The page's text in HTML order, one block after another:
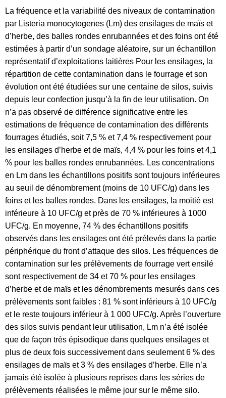
La fréquence et la variabilité des niveaux de contamination
par Listeria monocytogenes (Lm) des ensilages de maïs et
d’herbe, des balles rondes enrubannées et des foins ont été
estimées à partir d’un sondage aléatoire, sur un échantillon
représentatif d’exploitations laitières Pour les ensilages, la
répartition de cette contamination dans le fourrage et son
évolution ont été étudiées sur une centaine de silos, suivis
depuis leur confection jusqu’à la fin de leur utilisation. On
n’a pas observé de différence significative entre les
estimations de fréquence de contamination des différents
fourrages étudiés, soit 7,5 % et 7,4 % respectivement pour
les ensilages d’herbe et de maïs, 4,4 % pour les foins et 4,1
% pour les balles rondes enrubannées. Les concentrations
en Lm dans les échantillons positifs sont toujours inférieures
au seuil de dénombrement (moins de 10 UFC/g) dans les
foins et les balles rondes. Dans les ensilages, la moitié est
inférieure à 10 UFC/g et près de 70 % inférieures à 1000
UFC/g. En moyenne, 74 % des échantillons positifs
observés dans les ensilages ont été prélevés dans la partie
périphérique du front d’attaque des silos. Les fréquences de
contamination sur les prélèvements de fourrage vert ensilé
sont respectivement de 34 et 70 % pour les ensilages
d’herbe et de maïs et les dénombrements mesurés dans ces
prélèvements sont faibles : 81 % sont inférieurs à 10 UFC/g
et le reste toujours inférieur à 1 000 UFC/g. Après l’ouverture
des silos suivis pendant leur utilisation, Lm n’a été isolée
que de façon très épisodique dans quelques ensilages et
plus de deux fois successivement dans seulement 6 % des
ensilages de maïs et 3 % des ensilages d’herbe. Elle n’a
jamais été isolée à plusieurs reprises dans les séries de
prélèvements réalisées le même jour sur le même silo.